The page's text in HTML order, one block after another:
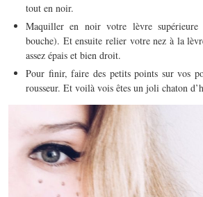
tout en noir.
Maquiller en noir votre lèvre supérieure
bouche). Et ensuite relier votre nez à la
assez épais et bien droit.
Pour finir, faire des petits points sur vos
rousseur. Et voilà vois êtes un joli chaton